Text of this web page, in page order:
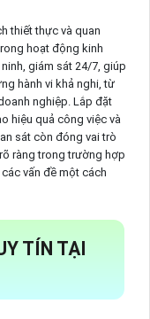
thiết thực và quan
hoạt động kinh
giám sát 24/7, giúp
hành vi khả nghi, từ
nghiệp. Lắp đặt
hiệu quả công việc và
sát còn đóng vai trò
ràng trong trường hợp
vấn đề một cách
TÍN TẠI